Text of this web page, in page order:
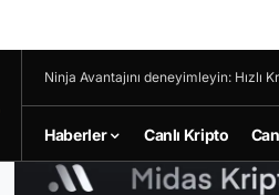
Ninja Avantajını deneyimleyin:
Haberler Canlı Kripto